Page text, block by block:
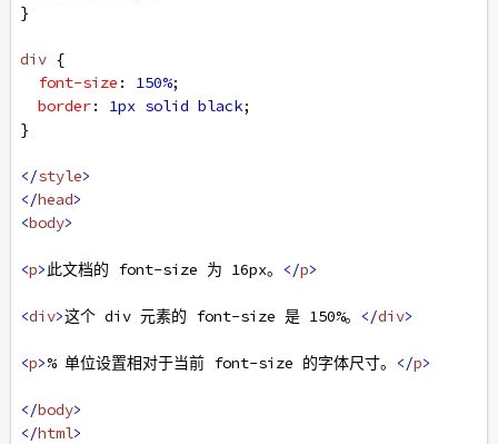
}
div {
font-size : 150%;
border: 1px solid black;
}
</style>
</head>
<body>
<p>此文档的 font-size 为 16px。 </p>
<div>这个 div 元素的 font-size 是 150%。 </div>
<p>% 单位设置相对于当前 font-size 的字体尺寸。 </p>
</body>
</html>